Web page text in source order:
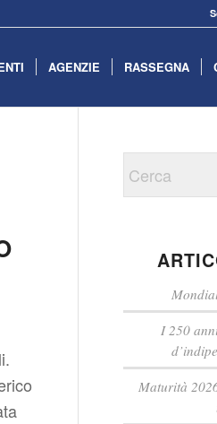
AGENZIE RASSEGNA
I 250
Maturità